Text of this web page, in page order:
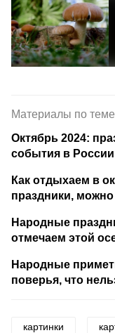
Материалы по теме
Октябрь 2024:
события в
Как отдыхаем в
праздники, можно
Народные
отмечаем этой
Народные
поверья, что
картинки